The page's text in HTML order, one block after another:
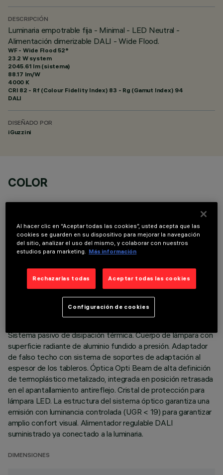
DESCRIPCIÓN
Luminaria empotrable fija - Minimal - LED Neutral -
Alimentación dimerizable DALI - Wide Flood.
WF - Wide Flood 52°
23.2 W system
2045.61 lm (sistema)
88.17 lm/W
4000 K
CRI 82 - Rf (Colour Fidelity Index) 83 - Rg (Gamut Index) 94
DALI
DISEÑADO POR
iGuzzini
COLOR
DATOS TÉCNICOS
ÚLTIMA ACTUALIZACIÓN: 01/08/2026
Luminaria empotrable de óptica orientable fija para lámpara
Sistema pasivo de disipación térmica. Cuerpo de lámpara con
superficie radiante de aluminio fundido a presión. Adaptador
de falso techo con sistema de soportes de adaptación al
espesor de los tableros. Óptica Opti Beam de alta definición
de termoplástico metalizado, integrada en posición retrasada
en el apantallamiento antireflejo. Cristal de protección para
lámpara LED. La estructura del sistema óptico garantiza una
emisión con luminancia controlada (UGR < 19) para garantizar
amplio confort visual. Alimentador regulable DALI
suministrado ya conectado a la luminaria.
DIMENSIONES
Al hacer clic en “Aceptar todas las cookies”, usted acepta que las
cookies se guarden en su dispositivo para mejorar la navegación
del sitio, analizar el uso del mismo, y colaborar con nuestros
estudios para marketing.
Más información
Rechazarlas todas Aceptar todas las cookies
Configuración de cookies